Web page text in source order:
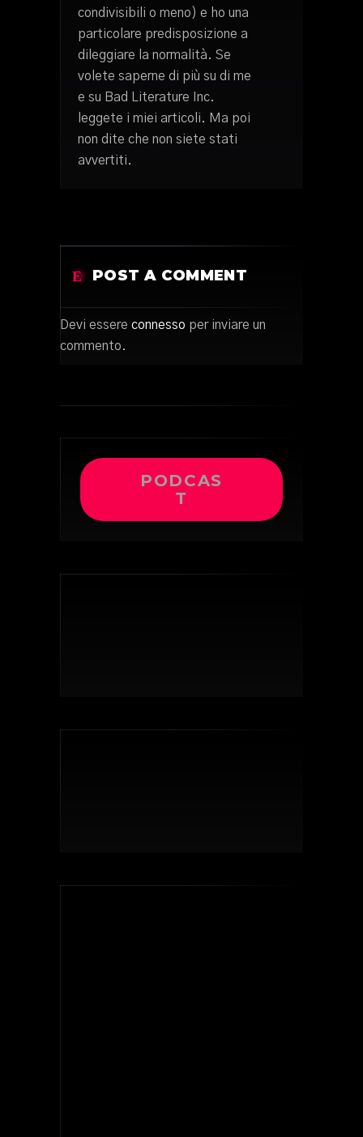
condivisibili o meno) e ho una
particolare predisposizione a
dileggiare la normalità. Se
volete saperne di più su di me
e su Bad Literature Inc.
leggete i miei articoli. Ma poi
non dite che non siete stati
avvertiti.
POST A COMMENT
Devi essere connesso per inviare un
commento.
PODCAS
T